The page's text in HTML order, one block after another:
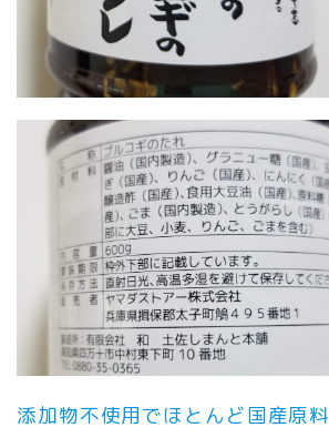
添加物不使用でほとんど国産原料